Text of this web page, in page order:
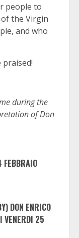
people to
the Virgin
and who
praised!
during the
of Don
DON ENRICO
VENERDI 25